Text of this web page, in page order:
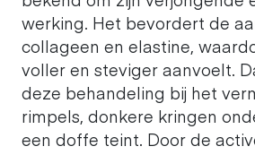
werking. Het bevordert de
collageen en elastine,
voller en steviger aanvoelt.
deze behandeling bij het
rimpels, donkere kringen
een doffe teint. Door de